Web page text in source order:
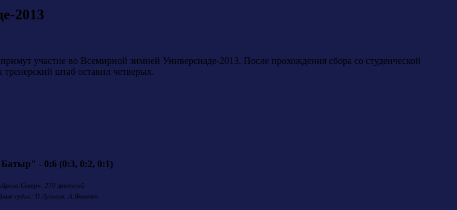
2013
участие во Всемирной зимней Универсиаде-2013. После прохождения сбора со студенческой
тренерский штаб оставил четверых.
- 0:6 (0:3, 0:2, 0:1)
270 зрителей
судьи: П.Луговик. А.Ячменев.